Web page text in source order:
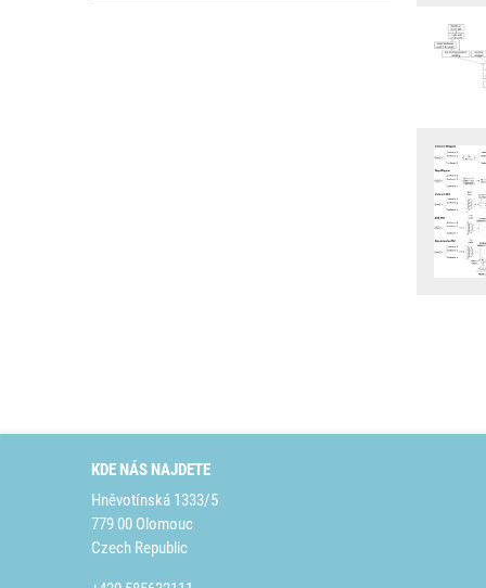
KDE NÁS NAJDETE
Hněvotínská 1333/5
779 00 Olomouc
Czech Republic